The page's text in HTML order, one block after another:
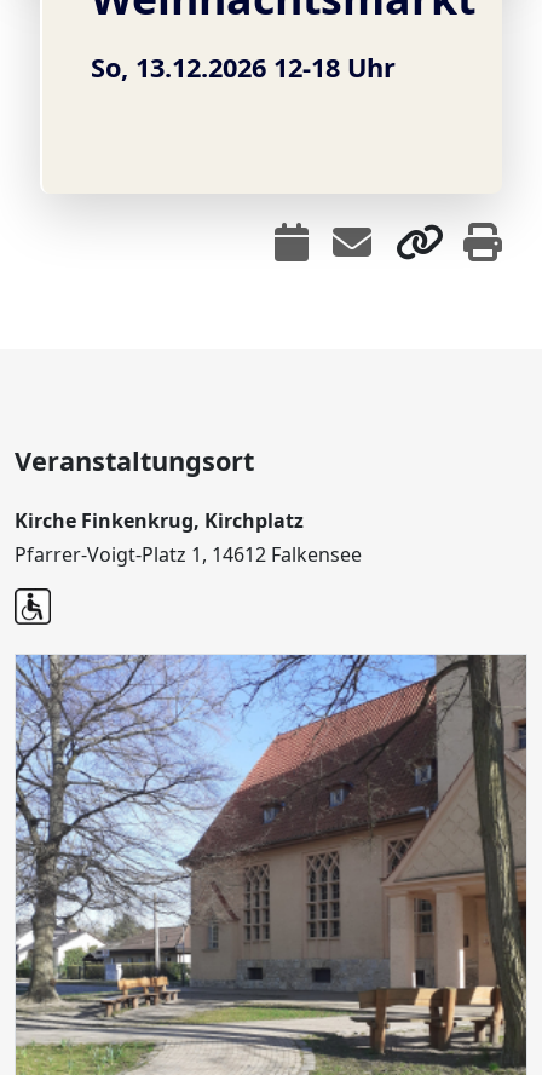
So, 13.12.2026 12-18 Uhr
Veranstaltungsort
Kirche Finkenkrug, Kirchplatz
Pfarrer-Voigt-Platz 1, 14612 Falkensee